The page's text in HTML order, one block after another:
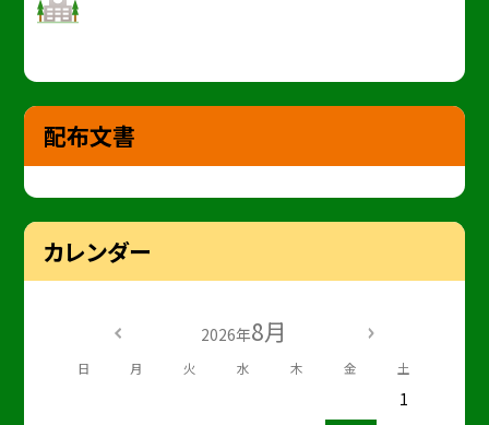
配布文書
カレンダー
2026年8月
日 月 火 水 木 金 土
1